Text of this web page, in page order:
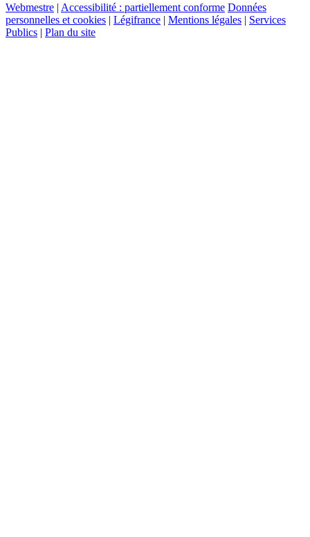
Webmestre | Accessibilité : partiellement conforme Données
personnelles et cookies | Légifrance | Mentions légales | Services
Publics | Plan du site